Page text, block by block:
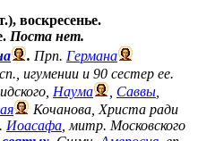
воскресенье.
Поста нет.
. Прп. Германа
игумении и 90 сестер ее.
Наума Саввы
Кочанова, Христа ради
Иоасафа , митр. Московского